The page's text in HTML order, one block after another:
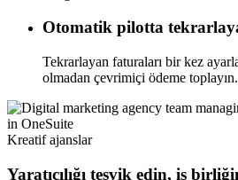
Otomatik pilotta
Tekrarlayan faturaları bir kez
olmadan çevrimiçi ödeme toplayın.
Kreatif ajanslar
Yaratıcılığı teşvik edin, iş